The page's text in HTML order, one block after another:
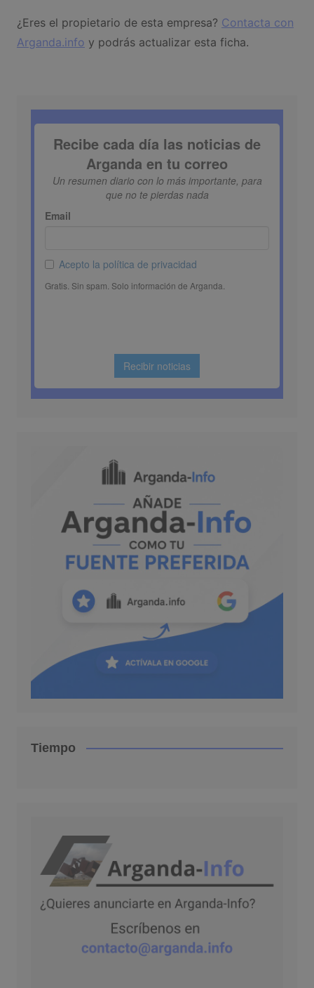
¿Eres el propietario de esta empresa? Contacta con
Arganda.info y podrás actualizar esta ficha.
Tiempo